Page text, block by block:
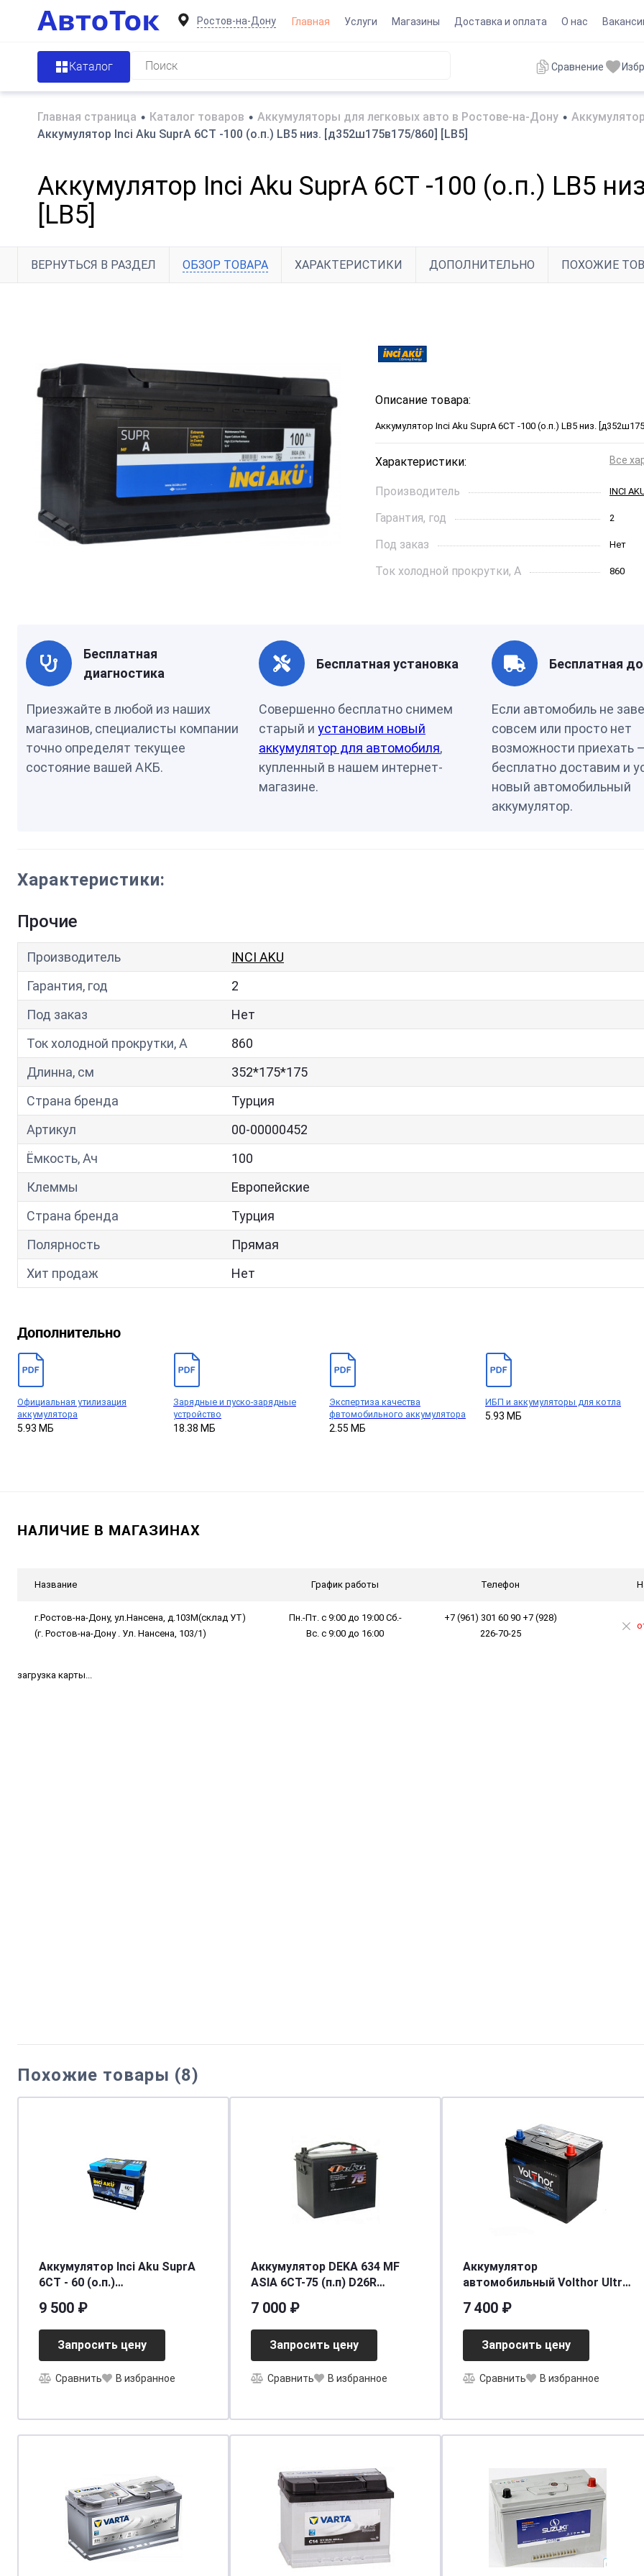
Ростов-на-Дону Главная Услуги Магазины Доставка и оплата О нас
Каталог Сравнение
Главная страница • Каталог товаров • Аккумуляторы для легковых авто в Ростове-на-Дону •
Аккумулятор Inci Aku SuprA 6СТ -100 (о.п.) LB5 низ. [д352ш175в175/860] [LB5]
Аккумулятор Inci Aku SuprA 6СТ -100 (о.п.) LB5
[LB5]
ВЕРНУТЬСЯ В РАЗДЕЛ ОБЗОР ТОВАРА ХАРАКТЕРИСТИКИ ДОПОЛНИТЕЛЬНО ПОХОЖИЕ
Описание товара:
Аккумулятор Inci Aku SuprA 6СТ -100 (о.п.) LB5 низ.
Характеристики: Все
Производитель INCI
Гарантия, год 2
Под заказ Нет
Ток холодной прокрутки, A 860
Бесплатная
диагностика
Приезжайте в любой из наших
магазинов, специалисты компании
точно определят текущее
состояние вашей АКБ.
Бесплатная установка
Совершенно бесплатно снимем
старый и установим новый
аккумулятор для автомобиля,
купленный в нашем интернет-
магазине.
Бесплатная
Если автомобиль не
совсем или просто нет
возможности приехать
бесплатно доставим и
новый автомобильный
аккумулятор.
Характеристики:
Прочие
Производитель
INCI AKU
Гарантия, год
2
Под заказ
Нет
Ток холодной прокрутки, A
860
Длинна, см
352*175*175
Страна бренда
Турция
Артикул
00-00000452
Ёмкость, Ач
100
Клеммы
Европейские
Страна бренда
Турция
Полярность
Прямая
Хит продаж
Нет
Дополнительно
Официальная утилизация
аккумулятора
5.93 МБ
Зарядные и пуско-зарядные
устройство
18.38 МБ
Экспертиза качества
фвтомобильного аккумулятора
2.55 МБ
ИБП и аккумуляторы для котла
5.93 МБ
НАЛИЧИЕ В МАГАЗИНАХ
Название График работы Телефон
г.Ростов-на-Дону, ул.Нансена, д.103М(склад УТ)
(г. Ростов-на-Дону . Ул. Нансена, 103/1)
Пн.-Пт. с 9:00 до 19:00 Сб.-
Вс. с 9:00 до 16:00
+7 (961) 301 60 90 +7 (928)
226-70-25
загрузка карты...
Похожие товары (8)
Аккумулятор Inci Aku SuprA
6СТ - 60 (о.п.)
9 500 ₽
Запросить цену
Сравнить В избранное
Аккумулятор DEKA 634 MF
ASIA 6СТ-75 (п.п) D26R
[д260ш173в200(222)/690]
[D26]
7 000 ₽
Запросить цену
Сравнить В избранное
Аккумулятор
автомобильный Volthor Ultra
необслуживаемый
[д230ш172в200(220)/650]
[D23]
7 400 ₽
Запросить цену
Сравнить В избранное